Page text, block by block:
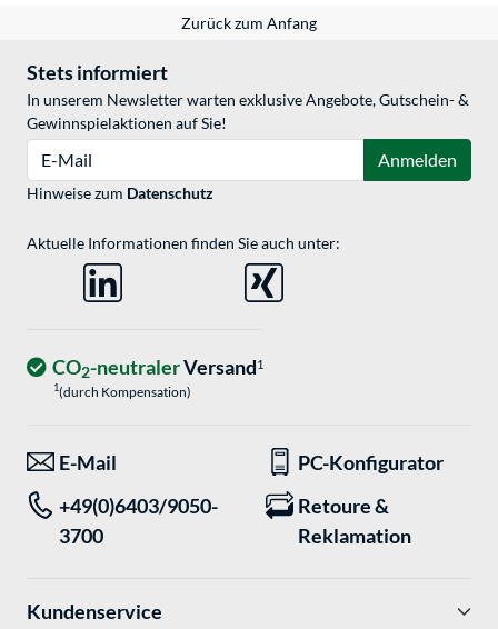
Zurück zum Anfang
Stets informiert
In unserem Newsletter warten exklusive Angebote, Gutschein- &
Gewinnspielaktionen auf Sie!
Anmelden
Hinweise zum Datenschutz
Aktuelle Informationen finden Sie auch unter:
CO2-neutralerVersand1
1(durch Kompensation)
E-Mail
PC-Konfigurator
+49(0)6403/9050-
3700
Retoure &
Reklamation
Kundenservice